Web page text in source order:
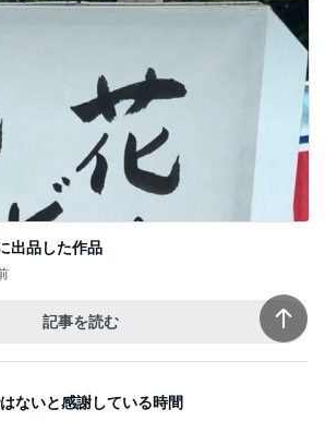
出品した作品
記事を読む
ないと感謝している時間